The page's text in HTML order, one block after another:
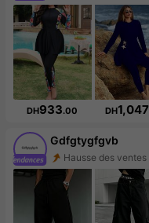
DH933.00 DH1,047
Gdfgtygfgvb